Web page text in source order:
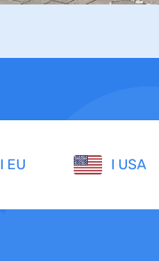
I EU I USA